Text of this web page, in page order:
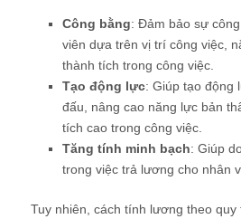
Công bằng: Đảm bảo sự
viên dựa trên vị trí công việc,
thành tích trong công việc.
Tạo động lực: Giúp tạo động
đấu, nâng cao năng lực bản
tích cao trong công việc.
Tăng tính minh bạch: Giúp
trong việc trả lương cho nhân
Tuy nhiên, cách tính lương theo quy